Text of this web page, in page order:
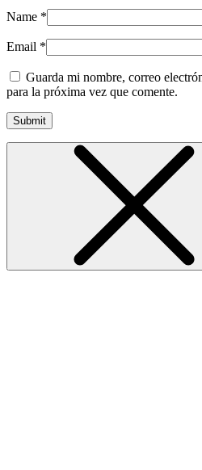
Name *
Email *
Guarda mi nombre, correo
para la próxima vez que comente.